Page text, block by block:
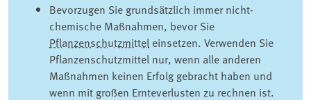
Bevorzugen Sie grundsätzlich immer nicht-
chemische Maßnahmen, bevor Sie
Pflanzenschutzmittel einsetzen. Verwenden Sie
Pflanzenschutzmittel nur, wenn alle anderen
Maßnahmen keinen Erfolg gebracht haben und
wenn mit großen Ernteverlusten zu rechnen ist.